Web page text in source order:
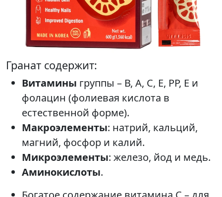
Гранат содержит:
Витамины группы – В, А, С, Е, РР, Е и
фолацин (фолиевая кислота в
естественной форме).
Макроэлементы: натрий, кальций,
магний, фосфор и калий.
Микроэлементы: железо, йод и медь.
Аминокислоты.